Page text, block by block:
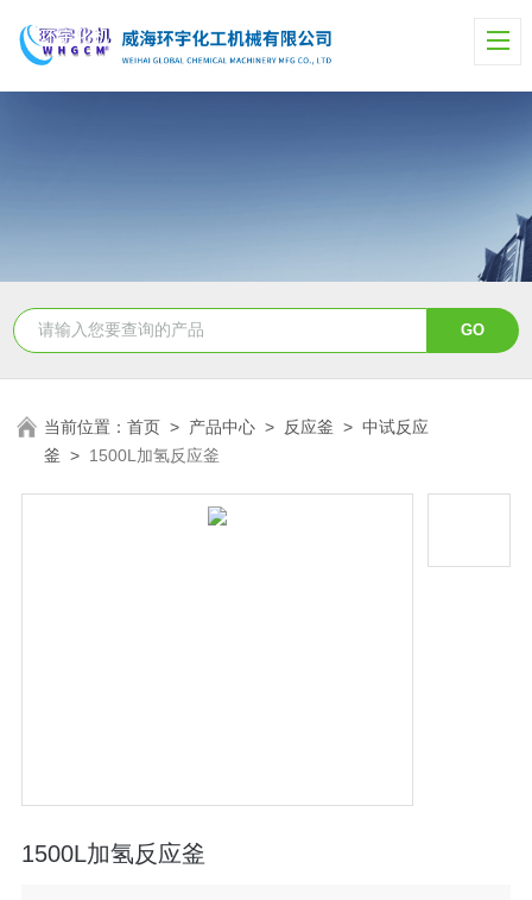
当前位置：首页 > 产品中心 > 反应釜 >中试反应
釜 > 1500L加氢反应釜
1500L加氢反应釜